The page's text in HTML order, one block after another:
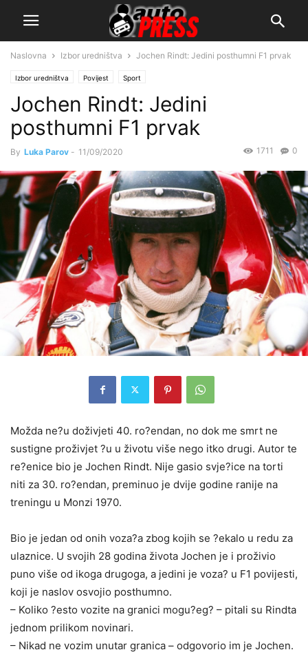
Naslovna Izbor uredništva Jochen Rindt: Jedini posthumni F1 prvak
Izbor uredništva Povijest Sport
Jochen Rindt: Jedini
posthumni F1 prvak
By Luka Parov - 11/09/2020 0
1711
Možda ne?u doživjeti 40. ro?endan, no dok me smrt ne
sustigne proživjet ?u u životu više nego itko drugi. Autor te
re?enice bio je Jochen Rindt. Nije gasio svje?ice na torti
niti za 30. ro?endan, preminuo je dvije godine ranije na
treningu u Monzi 1970.
Bio je jedan od onih voza?a zbog kojih se ?ekalo u redu za
ulaznice. U svojih 28 godina života Jochen je i proživio
puno više od ikoga drugoga, a jedini je voza? u F1 povijesti,
koji je naslov osvojio posthumno.
– Koliko ?esto vozite na granici mogu?eg? – pitali su Rindta
jednom prilikom novinari.
– Nikad ne vozim unutar granica – odgovorio im je Jochen.